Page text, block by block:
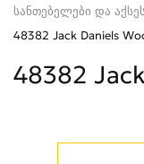
სანთებელები და
48382 Jack Daniels
48382